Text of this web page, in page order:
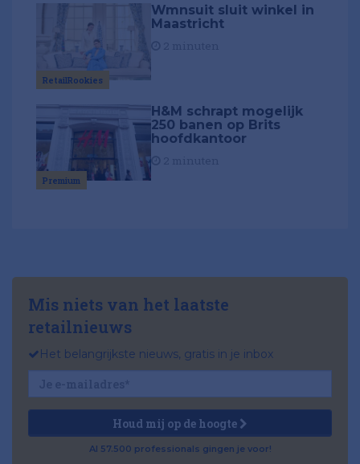
RetailRookies
Wmnsuit sluit winkel in
Maastricht
Premium
H&M schrapt mogelijk
250 banen op Brits
hoofdkantoor
Mis niets van het laatste
retailnieuws
Het belangrijkste nieuws, gratis in je inbox
Houd mij op de hoogte
Al 57.500 professionals gingen je voor!